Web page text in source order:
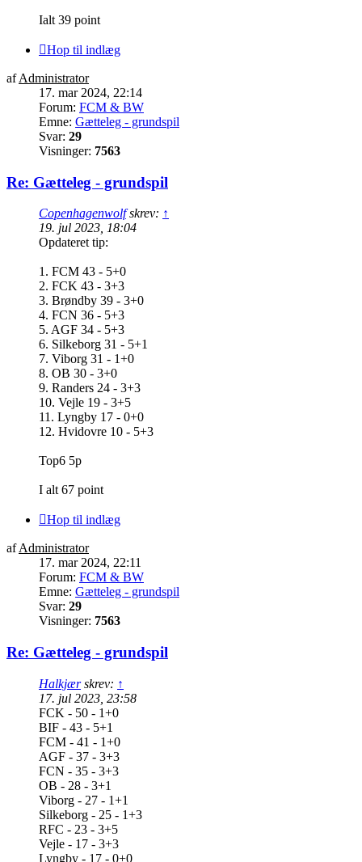
Ialt 39 point
Hop til indlæg
afAdministrator
17. mar 2024, 22:14
Forum: FCM & BW
Emne: Gætteleg - grundspil
Svar: 29
Visninger: 7563
Re: Gætteleg - grundspil
Copenhagenwolfskrev: ↑
19. jul 2023, 18:04
Opdateret tip:
1. FCM 43 - 5+0
2. FCK 43 - 3+3
3. Brøndby 39 - 3+0
4. FCN 36 - 5+3
5. AGF 34 - 5+3
6. Silkeborg 31 - 5+1
7. Viborg 31 - 1+0
8. OB 30 - 3+0
9. Randers 24 - 3+3
10. Vejle 19 - 3+5
11. Lyngby 17 - 0+0
12. Hvidovre 10 - 5+3
Top6 5p
I alt 67 point
Hop til indlæg
afAdministrator
17. mar 2024, 22:11
Forum: FCM & BW
Emne: Gætteleg - grundspil
Svar: 29
Visninger: 7563
Re: Gætteleg - grundspil
Halkjærskrev: ↑
17. jul 2023, 23:58
FCK - 50 - 1+0
BIF - 43 - 5+1
FCM - 41 - 1+0
AGF - 37 - 3+3
FCN - 35 - 3+3
OB - 28 - 3+1
Viborg - 27 - 1+1
Silkeborg - 25 - 1+3
RFC - 23 - 3+5
Vejle - 17 - 3+3
Lyngby - 17 - 0+0